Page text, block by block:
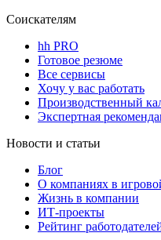
Соискателям
hh PRO
Готовое резюме
Все сервисы
Хочу у вас работать
Производственный
Экспертная
Новости и статьи
Блог
О компаниях в
Жизнь в компании
ИТ-проекты
Рейтинг